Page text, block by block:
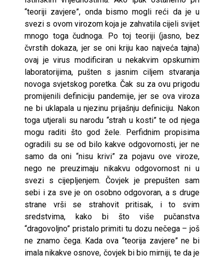
“teoriji zavjere”, onda bismo mogli reći da je u
svezi s ovom virozom koja je zahvatila cijeli svijet
mnogo toga čudnoga. Po toj teoriji (jasno, bez
čvrstih dokaza, jer se oni kriju kao najveća tajna)
ovaj je virus modificiran u nekakvim opskurnim
laboratorijima, pušten s jasnim ciljem stvaranja
novoga svjetskog poretka. Čak su za ovu prigodu
promijenili definiciju pandemije, jer se ova viroza
ne bi uklapala u njezinu prijašnju definiciju. Nakon
toga utjerali su narodu “strah u kosti” te od njega
mogu raditi što god žele. Perfidnim propisima
ogradili su se od bilo kakve odgovornosti, jer ne
samo da oni “nisu krivi” za pojavu ove viroze,
nego ne preuzimaju nikakvu odgovornost ni u
svezi s cijepljenjem. Čovjek je prepušten sam
sebi i za sve je on osobno odgovoran, a s druge
strane vrši se strahovit pritisak, i to svim
sredstvima, kako bi što više pučanstva
“dragovoljno” pristalo primiti tu dozu nečega – još
ne znamo čega. Kada ova “teorija zavjere” ne bi
imala nikakve osnove, čovjek bi bio mirniji, te da je